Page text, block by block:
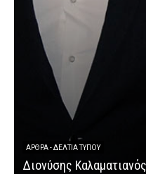
ΆΡΘΡΑ - ΔΕΛΤΊΑ ΤΎΠΟΥ
Διονύσης